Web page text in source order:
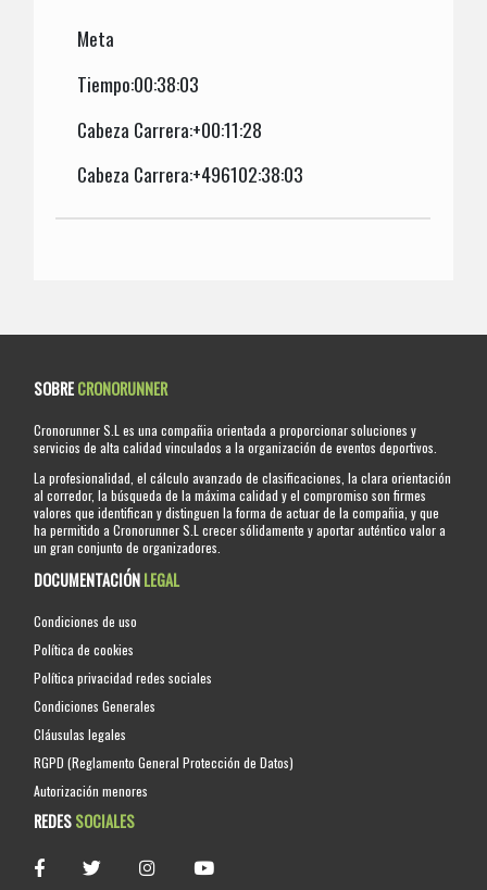
Meta
Tiempo:00:38:03
Cabeza Carrera:+00:11:28
Cabeza Carrera:+496102:38:03
SOBRECRONORUNNER
Cronorunner S.L es una compañia orientada a proporcionar soluciones y
servicios de alta calidad vinculados a la organización de eventos deportivos.
La profesionalidad, el cálculo avanzado de clasificaciones, la clara orientación
al corredor, la búsqueda de la máxima calidad y el compromiso son firmes
valores que identifican y distinguen la forma de actuar de la compañia, y que
ha permitido a Cronorunner S.L crecer sólidamente y aportar auténtico valor a
un gran conjunto de organizadores.
DOCUMENTACIÓNLEGAL
Condiciones de uso
Política de cookies
Política privacidad redes sociales
Condiciones Generales
Cláusulas legales
RGPD (Reglamento General Protección de Datos)
Autorización menores
REDESSOCIALES